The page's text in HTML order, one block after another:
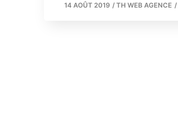
14 AOÛT 2019 /TH WEB AGENCE /